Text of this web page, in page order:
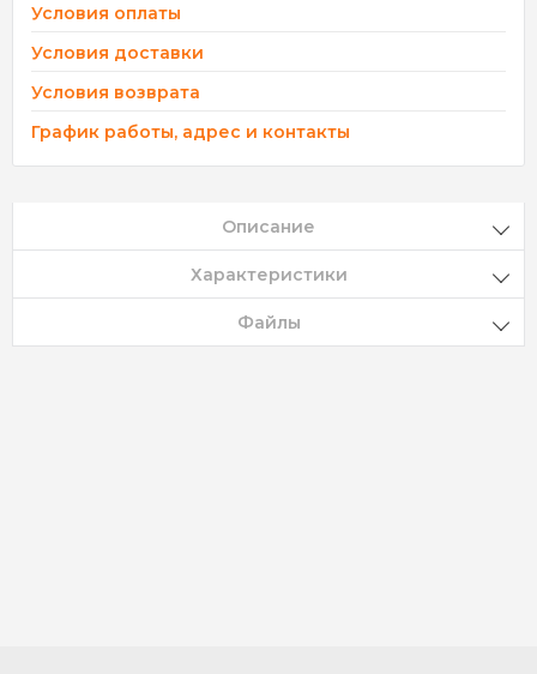
Условия оплаты
Условия доставки
Условия возврата
График работы, адрес и контакты
Описание
Характеристики
Файлы